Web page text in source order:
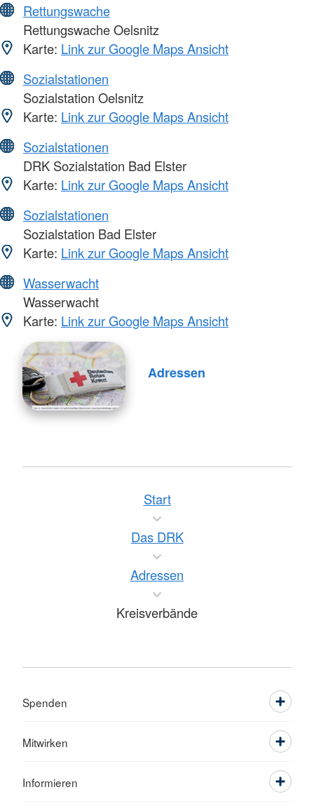
Rettungswache
Rettungswache Oelsnitz
Karte: Link zur Google Maps Ansicht
Sozialstationen
Sozialstation Oelsnitz
Karte: Link zur Google Maps Ansicht
Sozialstationen
DRK Sozialstation Bad Elster
Karte: Link zur Google Maps Ansicht
Sozialstationen
Sozialstation Bad Elster
Karte: Link zur Google Maps Ansicht
Wasserwacht
Wasserwacht
Karte: Link zur Google Maps Ansicht
Adressen
Start
Das DRK
Adressen
Kreisverbände
Spenden
Mitwirken
Informieren